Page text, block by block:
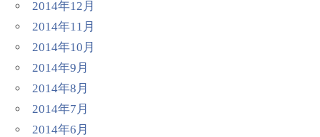
2014年12月
2014年11月
2014年10月
2014年9月
2014年8月
2014年7月
2014年6月